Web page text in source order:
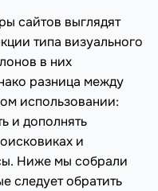
сайтов выглядят
типа визуального
в них
разница между
использовании:
и дополнять
и
Ниже мы собрали
следует обратить